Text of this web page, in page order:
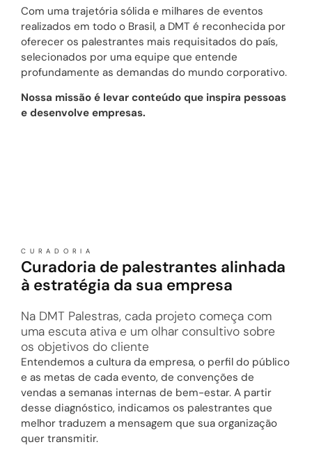
Com uma trajetória sólida e milhares de eventos
realizados em todo o Brasil, a DMT é reconhecida por
oferecer os palestrantes mais requisitados do país,
selecionados por uma equipe que entende
profundamente as demandas do mundo corporativo.
Nossa missão é levar conteúdo que inspira pessoas
e desenvolve empresas.
CURADORIA
Curadoria de palestrantes alinhada
à estratégia da sua empresa
Na DMT Palestras, cada projeto começa com
uma escuta ativa e um olhar consultivo sobre
os objetivos do cliente
Entendemos a cultura da empresa, o perfil do público
e as metas de cada evento, de convenções de
vendas a semanas internas de bem-estar. A partir
desse diagnóstico, indicamos os palestrantes que
melhor traduzem a mensagem que sua organização
quer transmitir.